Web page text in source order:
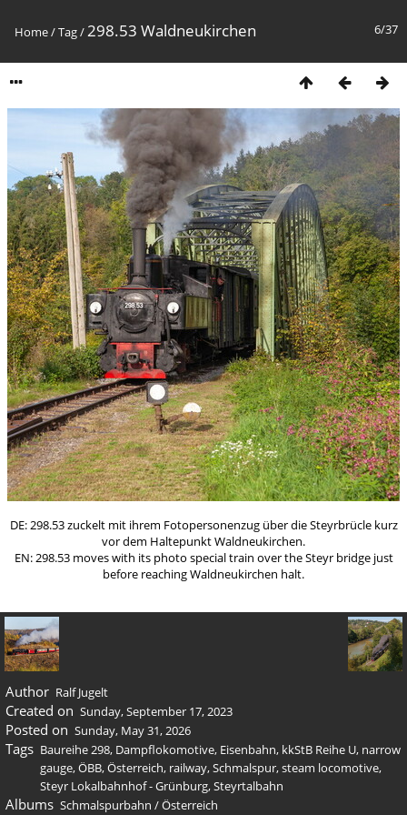
6/37
Home/Tag/298.53 Waldneukirchen
DE: 298.53 zuckelt mit ihrem Fotopersonenzug über die Steyrbrücle kurz
vor dem Haltepunkt Waldneukirchen.
EN: 298.53 moves with its photo special train over the Steyr bridge just
before reaching Waldneukirchen halt.
Author Ralf Jugelt
Created on Sunday, September 17, 2023
Posted on Sunday, May 31, 2026
Tags Baureihe 298, Dampflokomotive, Eisenbahn, kkStB Reihe U, narrow
gauge,ÖBB,Österreich, railway,Schmalspur,steam locomotive,
Steyr Lokalbahnhof - Grünburg,Steyrtalbahn
Albums Schmalspurbahn /Österreich